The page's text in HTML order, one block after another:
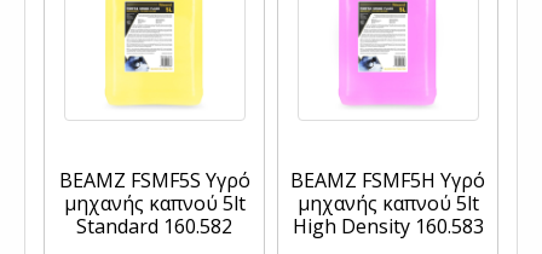
BEAMZ FSMF5S Υγρό
μηχανής καπνού 5lt
Standard 160.582
BEAMZ FSMF5H Υγρό
μηχανής καπνού 5lt
High Density 160.583